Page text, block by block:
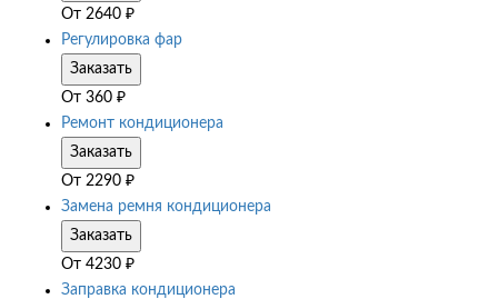
От 2640 ₽
Регулировка фар
Заказать
От 360 ₽
Ремонт кондиционера
Заказать
От 2290 ₽
Замена ремня кондиционера
Заказать
От 4230 ₽
Заправка кондиционера